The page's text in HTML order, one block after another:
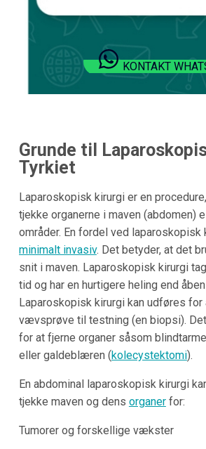
KONTAKT
Grunde til
Tyrkiet
Laparoskopisk kirurgi er en
tjekke organerne i maven (abdomen)
områder. En fordel ved laparoskopisk
minimalt invasiv. Det betyder, at det
snit i maven. Laparoskopisk kirurgi
tid og har en hurtigere heling end
Laparoskopisk kirurgi kan udføres for
vævsprøve til testning (en biopsi).
for at fjerne organer såsom
eller galdeblæren (kolecystektomi).
En abdominal laparoskopisk kirurgi
tjekke maven og dens organerfor:
Tumorer og forskellige vækster